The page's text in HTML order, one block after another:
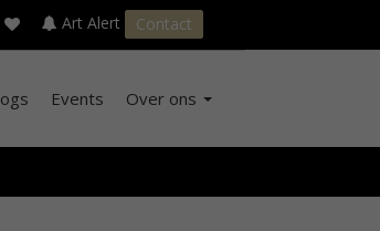
Art Alert Contact
Events Over ons